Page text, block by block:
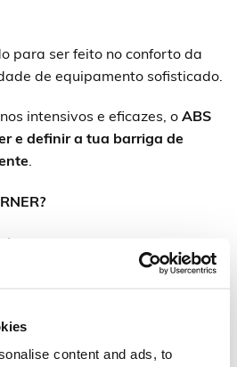
content and ads, to
para ser feito no conforto da
de equipamento sofisticado.
intensivos e eficazes, o ABS
e definir a tua barriga de
.
elaborada para